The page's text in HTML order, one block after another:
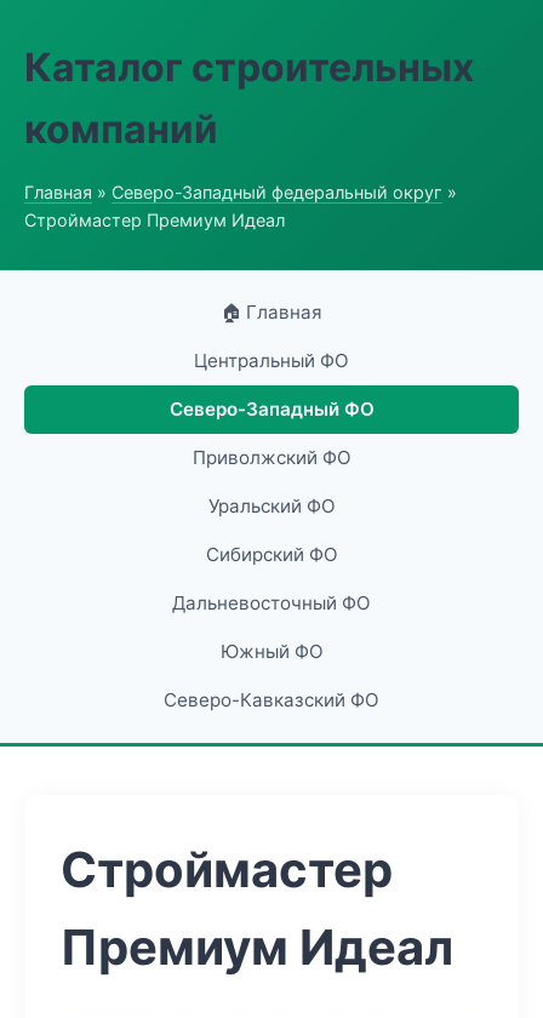
Каталог строительных
компаний
Главная » Северо-Западный федеральный округ »
Строймастер Премиум Идеал
🏠 Главная
Центральный ФО
Северо-Западный ФО
Приволжский ФО
Уральский ФО
Сибирский ФО
Дальневосточный ФО
Южный ФО
Северо-Кавказский ФО
Строймастер
Премиум Идеал